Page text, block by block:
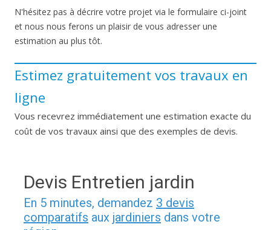
N'hésitez pas à décrire votre projet via le formulaire ci-joint
et nous nous ferons un plaisir de vous adresser une
estimation au plus tôt.
Estimez gratuitement vos travaux en
ligne
Vous recevrez immédiatement une estimation exacte du
coût de vos travaux ainsi que des exemples de devis.
Devis Entretien jardin
En 5 minutes, demandez 3 devis
comparatifs aux jardiniers dans votre